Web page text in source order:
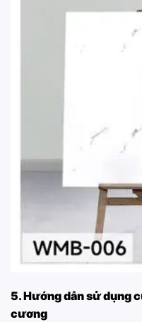
5. Hướng dẫn sử dụng
cương